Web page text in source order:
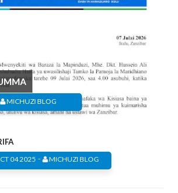
MICHUZI BLOG
04 2025 - MICHUZI BLOG